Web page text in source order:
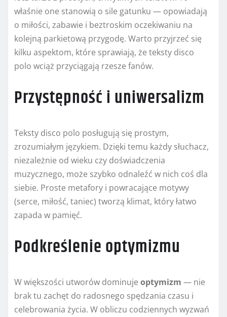
właśnie one stanowią o sile gatunku — opowiadają
o miłości, zabawie i beztroskim oczekiwaniu na
kolejną parkietową przygodę. Warto przyjrzeć się
kilku aspektom, które sprawiają, że teksty disco
polo wciąż przyciągają rzesze fanów.
Przystępność i uniwersalizm
Teksty disco polo posługują się prostym,
zrozumiałym językiem. Dzięki temu każdy słuchacz,
niezależnie od wieku czy doświadczenia
muzycznego, może szybko odnaleźć w nich coś dla
siebie. Proste metafory i powracające motywy
(serce, miłość, taniec) tworzą klimat, który łatwo
zapada w pamięć.
Podkreślenie optymizmu
W większości utworów dominuje optymizm — nie
brak tu zachęt do radosnego spędzania czasu i
celebrowania życia. W obliczu codziennych wyzwań